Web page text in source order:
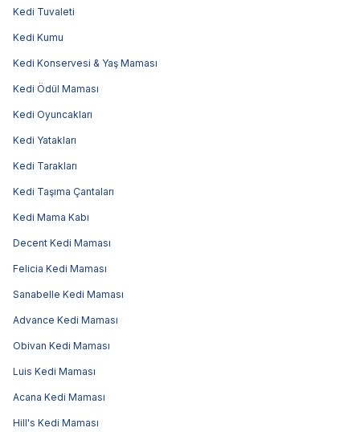
Kedi Tuvaleti
Kedi Kumu
Kedi Konservesi & Yaş Maması
Kedi Ödül Maması
Kedi Oyuncakları
Kedi Yatakları
Kedi Tarakları
Kedi Taşıma Çantaları
Kedi Mama Kabı
Decent Kedi Maması
Felicia Kedi Maması
Sanabelle Kedi Maması
Advance Kedi Maması
Obivan Kedi Maması
Luis Kedi Maması
Acana Kedi Maması
Hill's Kedi Maması